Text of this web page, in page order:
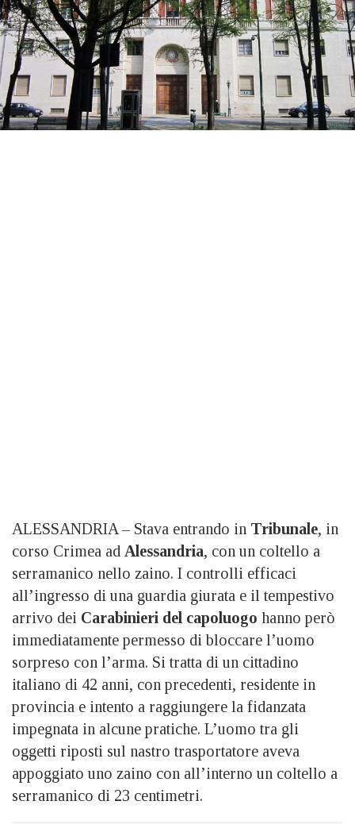
ALESSANDRIA – Stava entrando in Tribunale, in
corso Crimea ad Alessandria, con un coltello a
serramanico nello zaino. I controlli efficaci
all’ingresso di una guardia giurata e il tempestivo
arrivo dei Carabinieri del capoluogo hanno però
immediatamente permesso di bloccare l’uomo
sorpreso con l’arma. Si tratta di un cittadino
italiano di 42 anni, con precedenti, residente in
provincia e intento a raggiungere la fidanzata
impegnata in alcune pratiche. L’uomo tra gli
oggetti riposti sul nastro trasportatore aveva
appoggiato uno zaino con all’interno un coltello a
serramanico di 23 centimetri.